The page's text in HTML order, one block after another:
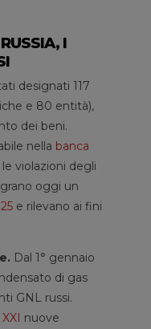
I
designati 117
e 80 entità),
dei beni.
nella banca
le violazioni degli
oggi un
e rilevano ai fini
Dal 1° gennaio
di gas
GNL russi.
nuove